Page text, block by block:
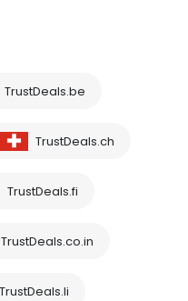
TrustDeals.be
TrustDeals.ch
TrustDeals.fi
TrustDeals.co.in
TrustDeals.li